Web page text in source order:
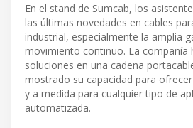
En el stand de Sumcab, los
las últimas novedades en cables
industrial, especialmente la amplia
movimiento continuo. La compañía
soluciones en una cadena
mostrado su capacidad para
y a medida para cualquier tipo de
automatizada.